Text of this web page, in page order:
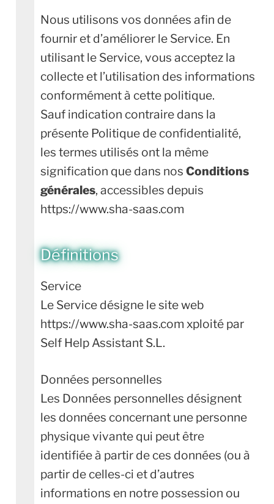
Nous utilisons vos données afin de
fournir et d’améliorer le Service. En
utilisant le Service, vous acceptez la
collecte et l’utilisation des informations
conformément à cette politique.
Sauf indication contraire dans la
présente Politique de confidentialité,
les termes utilisés ont la même
signification que dans nosConditions
générales, accessibles depuis
https://www.sha-saas.com
Définitions
Service
Le Service désigne le site web
https://www.sha-saas.com xploité par
Self Help Assistant S.L.
Données personnelles
Les Données personnelles désignent
les données concernant une personne
physique vivante qui peut être
identifiée à partir de ces données (ou à
partir de celles-ci et d’autres
informations en notre possession ou